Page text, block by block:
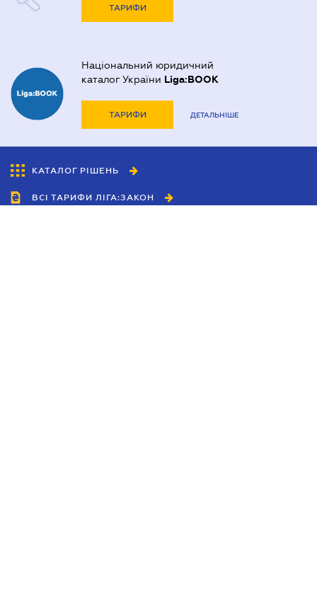
ТАРИФИ
Національний юридичний
каталог України Liga:BOOK
ТАРИФИ ДЕТАЛЬНІШЕ
КАТАЛОГ РІШЕНЬ
ВСІ ТАРИФИ ЛІГА:ЗАКОН